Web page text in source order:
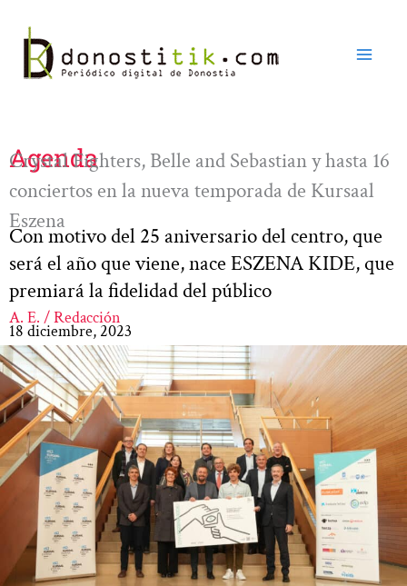
contenido
Agenda
Crystal Fighters, Belle and Sebastian y hasta 16
conciertos en la nueva temporada de Kursaal
Eszena
Con motivo del 25 aniversario del centro, que
será el año que viene, nace ESZENA KIDE, que
premiará la fidelidad del público
A. E. / Redacción
18 diciembre, 2023